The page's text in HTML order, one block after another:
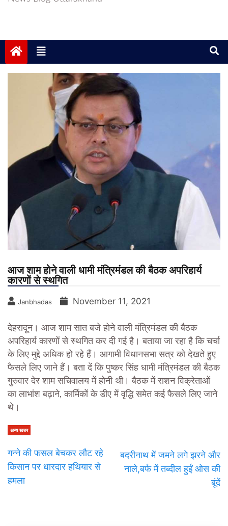
आज शाम होने वाली धामी मंत्रिमंडल की बैठक अपरिहार्य
कारणों से स्थगित
Janbhadas November 11, 2021
देहरादून। आज शाम सात बजे होने वाली मंत्रिमंडल की बैठक
अपरिहार्य कारणों से स्थगित कर दी गई है। बताया जा रहा है कि चर्चा
के लिए मुद्दे अधिक हो रहे हैं। आगामी विधानसभा सत्र को देखते हुए
फैसले लिए जाने हैं। बता दें कि पुष्कर सिंह धामी मंत्रिमंडल की बैठक
गुरुवार देर शाम सचिवालय में होनी थी। बैठक में राशन विक्रेताओं
का लाभांश बढ़ाने, कार्मिकों के डीए में वृद्धि समेत कई फैसले लिए जाने
थे।
अन्य खबर
गन्ने की फसल बेचकर लौट रहे
किसान पर धारदार हथियार से
हमला
बदरीनाथ में जमने लगे झरने और
नाले,बर्फ में तब्दील हुईं ओस की
बूंदें